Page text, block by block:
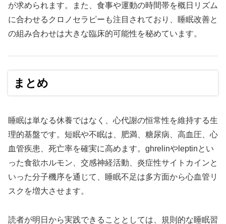
が求められます。また、食事や運動の時間帯を概日リズム
に合わせるクロノセラピーも注目されており、睡眠改善と
の組み合わせは大きな臨床的可能性を秘めています。
まとめ
睡眠は単なる休養ではなく、心代謝の恒常性を維持する生
理的基盤です。短眠や不眠は、肥満、糖尿病、高血圧、心
血管疾患、死亡率を確実に高めます。ghrelinやleptinとい
った食欲ホルモン、交感神経活動、炎症性サイトカインと
いった分子機序を通じて、睡眠不足は多方面から心血管リ
スクを増大させます。
読者が明日から実践できることとしては、規則的な睡眠習